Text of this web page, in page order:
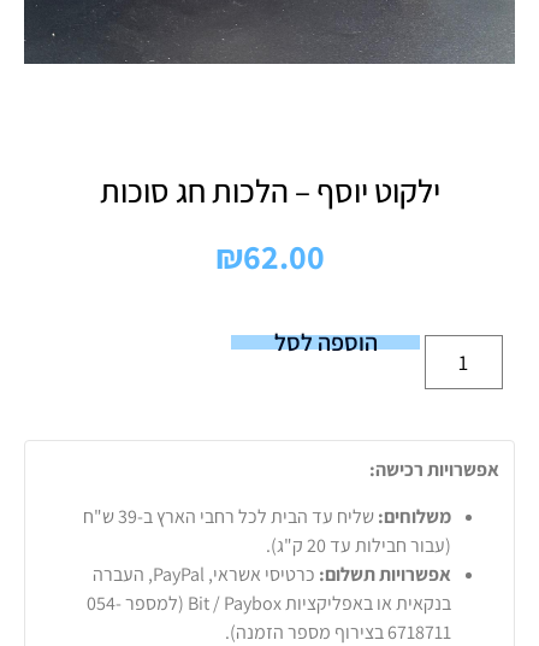
ילקוט יוסף – הלכות חג סוכות
₪62.00
הוספה לסל
אפשרויות רכישה:
משלוחים:
שליח עד הבית לכל רחבי הארץ ב-39 ש"ח
(עבור חבילות עד 20 ק"ג).
אפשרויות תשלום:
כרטיסי אשראי, PayPal, העברה
בנקאית או באפליקציות Bit / Paybox (למספר 054-
6718711 בצירוף מספר הזמנה).